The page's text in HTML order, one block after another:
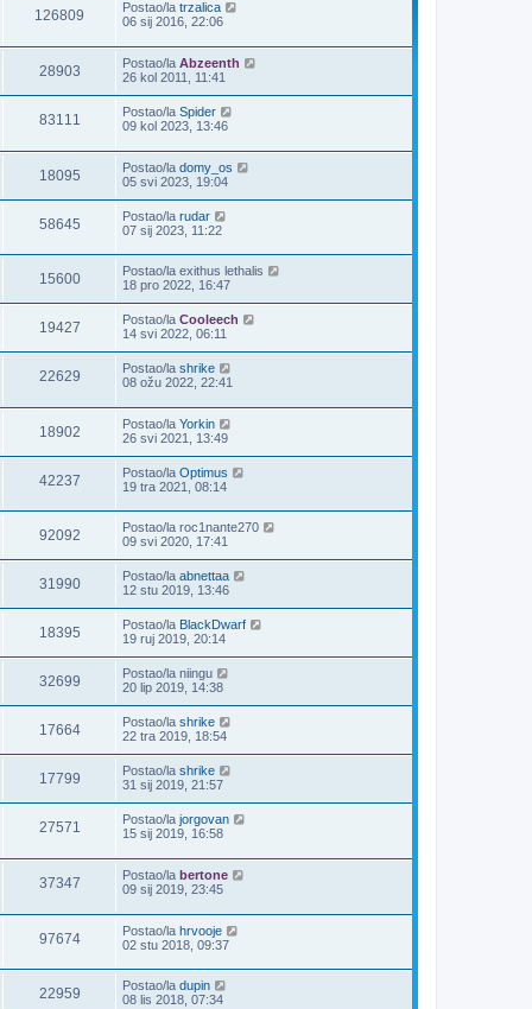
126809 Postao/la trzalica
06 sij 2016, 22:06
28903 Postao/la Abzeenth
26 kol 2011, 11:41
83111 Postao/la Spider
09 kol 2023, 13:46
18095 Postao/la domy_os
05 svi 2023, 19:04
58645 Postao/la rudar
07 sij 2023, 11:22
15600 Postao/la exithus lethalis
18 pro 2022, 16:47
19427 Postao/la Cooleech
14 svi 2022, 06:11
22629 Postao/la shrike
08 ožu 2022, 22:41
18902 Postao/la Yorkin
26 svi 2021, 13:49
42237 Postao/la Optimus
19 tra 2021, 08:14
92092 Postao/la roc1nante270
09 svi 2020, 17:41
31990 Postao/la abnettaa
12 stu 2019, 13:46
18395 Postao/la BlackDwarf
19 ruj 2019, 20:14
32699 Postao/la niingu
20 lip 2019, 14:38
17664 Postao/la shrike
22 tra 2019, 18:54
17799 Postao/la shrike
31 sij 2019, 21:57
27571 Postao/la jorgovan
15 sij 2019, 16:58
37347 Postao/la bertone
09 sij 2019, 23:45
97674 Postao/la hrvooje
02 stu 2018, 09:37
22959 Postao/la dupin
08 lis 2018, 07:34